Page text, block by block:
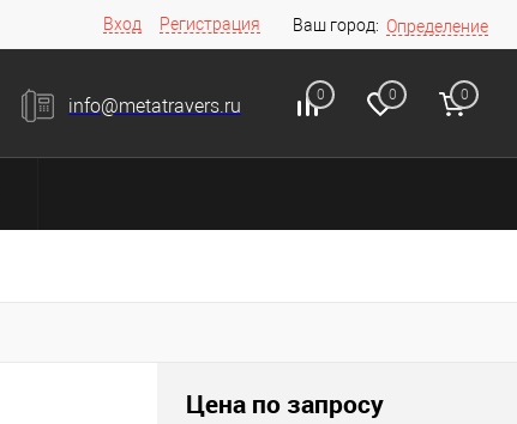
Вход Регистрация Ваш город: Определение
info@metatravers.ru 0 0 0
Цена по запросу